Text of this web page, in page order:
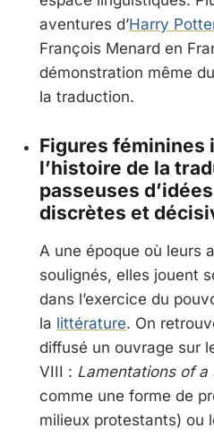
aventures d’Harry
François Menard en
démonstration même
la traduction.
Figures féminines
l’histoire de la
passeuses
discrètes et
A une époque où leurs
soulignés, elles jouent
dans l’exercice du
la littérature. On
diffusé un ouvrage sur
VIII : Lamentations of a
comme une forme de
milieux protestants) ou